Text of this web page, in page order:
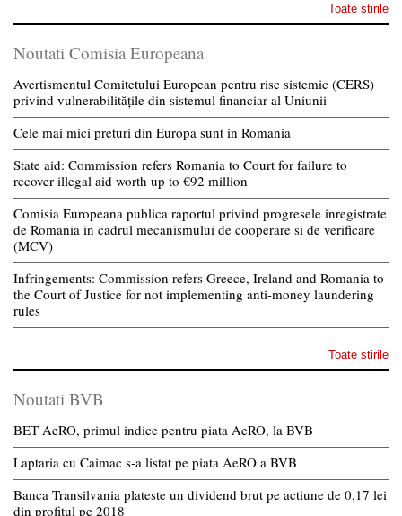
Toate stirile
Noutati Comisia Europeana
Avertismentul Comitetului European pentru risc sistemic (CERS)
privind vulnerabilitățile din sistemul financiar al Uniunii
Cele mai mici preturi din Europa sunt in Romania
State aid: Commission refers Romania to Court for failure to
recover illegal aid worth up to €92 million
Comisia Europeana publica raportul privind progresele inregistrate
de Romania in cadrul mecanismului de cooperare si de verificare
(MCV)
Infringements: Commission refers Greece, Ireland and Romania to
the Court of Justice for not implementing anti-money laundering
rules
Toate stirile
Noutati BVB
BET AeRO, primul indice pentru piata AeRO, la BVB
Laptaria cu Caimac s-a listat pe piata AeRO a BVB
Banca Transilvania plateste un dividend brut pe actiune de 0,17 lei
din profitul pe 2018